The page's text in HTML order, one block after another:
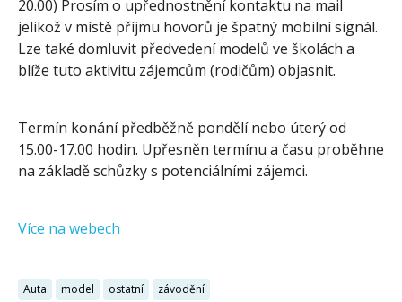
20.00) Prosím o upřednostnění kontaktu na mail
jelikož v místě příjmu hovorů je špatný mobilní signál.
Lze také domluvit předvedení modelů ve školách a
blíže tuto aktivitu zájemcům (rodičům) objasnit.
Termín konání předběžně pondělí nebo úterý od
15.00-17.00 hodin. Upřesněn termínu a času proběhne
na základě schůzky s potenciálními zájemci.
Více na webech
Auta model ostatní závodění